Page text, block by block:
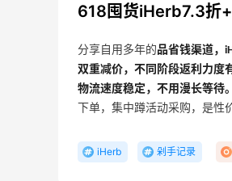
618囤货iHerb7.3折
分享自用多年的品省钱渠道，
双重减价，不同阶段返利力度
物流速度稳定，不用漫长等待
下单，集中蹲活动采购，是性
iHerb 剁手记录
3天21小时
adidas HK：精选正
衣、金属银跆拳道鞋
adidas HK